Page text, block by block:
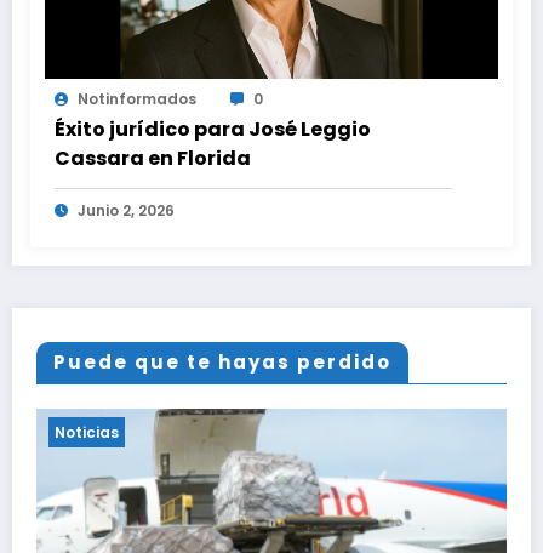
Notinformados 0
Éxito jurídico para José Leggio
Cassara en Florida
Junio 2, 2026
Puede que te hayas perdido
Noticias